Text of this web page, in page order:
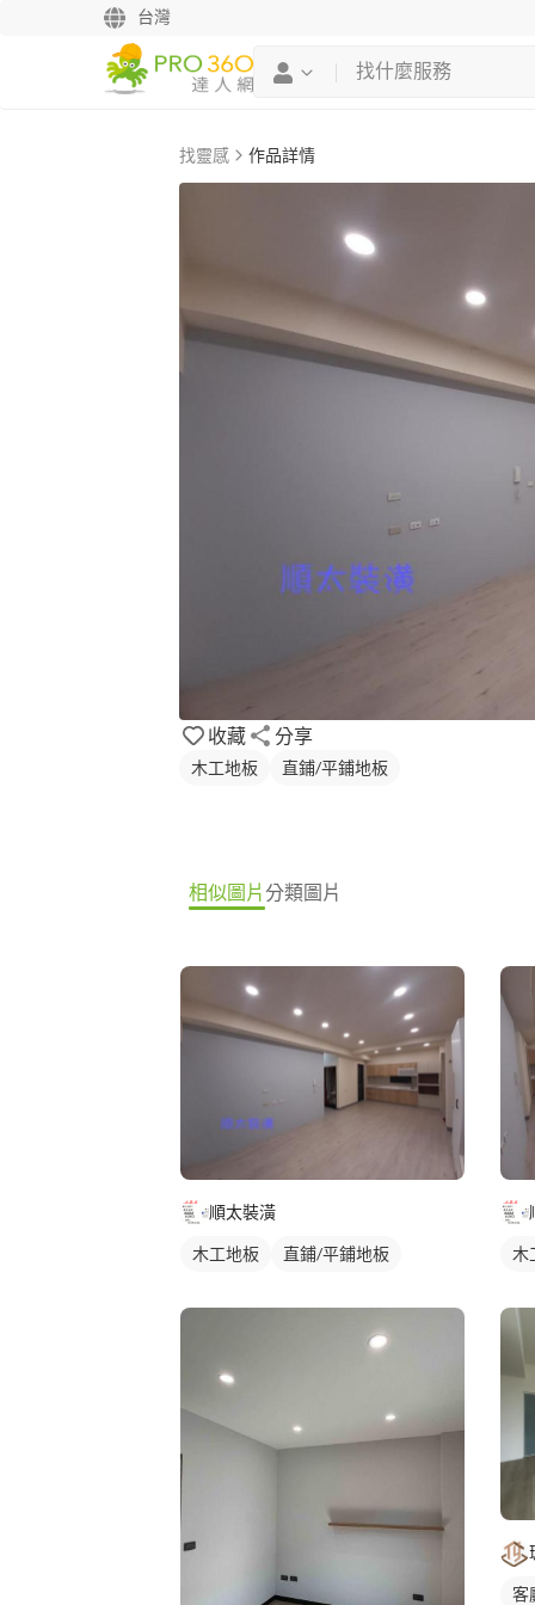
台灣
找靈感 作品詳情
收藏 分享
木工地板 直鋪/平鋪地板
相似圖片分類圖片
順太裝潢
木工地板 直鋪/平鋪地板 木
客